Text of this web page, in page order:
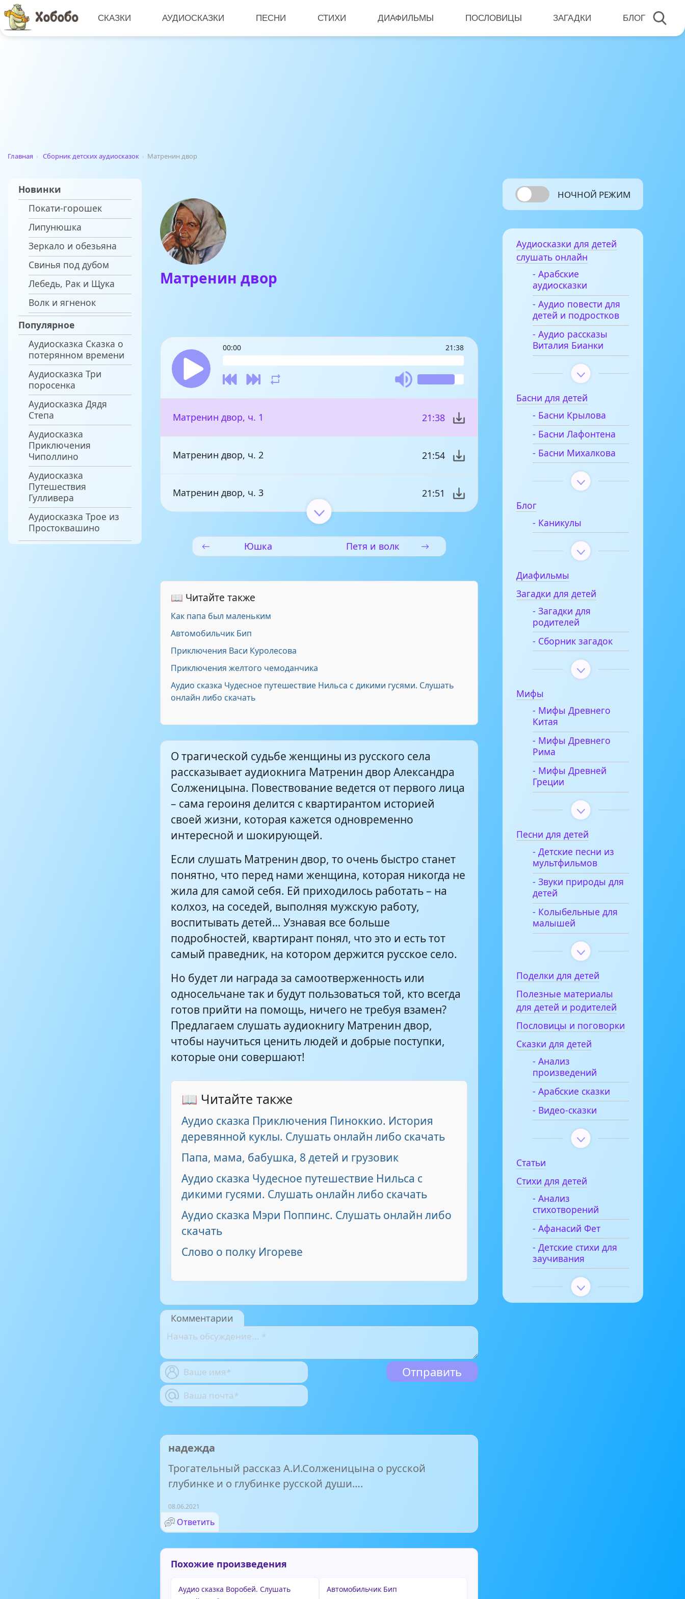
СКАЗКИ АУДИОСКАЗКИ ПЕСНИ СТИХИ ДИАФИЛЬМЫ ПОСЛОВИЦЫ ЗАГАДКИ БЛОГ
Главная › Сборник детских аудиосказок › Матренин двор
Новинки
Покати-горошек
Липунюшка
Зеркало и обезьяна
Свинья под дубом
Лебедь, Рак и Щука
Волк и ягненок
Популярное
Аудиосказка Сказка о
потерянном времени
Аудиосказка Три
поросенка
Аудиосказка Дядя
Степа
Аудиосказка
Приключения
Чиполлино
Аудиосказка
Путешествия
Гулливера
Аудиосказка Трое из
Простоквашино
Матренин двор
00:00 21:38
Матренин двор, ч. 1 21:38
Матренин двор, ч. 2 21:54
Матренин двор, ч. 3 21:51
Юшка Петя и волк
📖 Читайте также
Как папа был маленьким
Автомобильчик Бип
Приключения Васи Куролесова
Приключения желтого чемоданчика
Аудио сказка Чудесное путешествие Нильса с дикими гусями. Слушать
онлайн либо скачать
О трагической судьбе женщины из русского села
рассказывает аудиокнига Матренин двор Александра
Солженицына. Повествование ведется от первого лица
– сама героиня делится с квартирантом историей
своей жизни, которая кажется одновременно
интересной и шокирующей.
Если слушать Матренин двор, то очень быстро станет
понятно, что перед нами женщина, которая никогда не
жила для самой себя. Ей приходилось работать – на
колхоз, на соседей, выполняя мужскую работу,
воспитывать детей… Узнавая все больше
подробностей, квартирант понял, что это и есть тот
самый праведник, на котором держится русское село.
Но будет ли награда за самоотверженность или
односельчане так и будут пользоваться той, кто всегда
готов прийти на помощь, ничего не требуя взамен?
Предлагаем слушать аудиокнигу Матренин двор,
чтобы научиться ценить людей и добрые поступки,
которые они совершают!
📖 Читайте также
Аудио сказка Приключения Пиноккио. История
деревянной куклы. Слушать онлайн либо скачать
Папа, мама, бабушка, 8 детей и грузовик
Аудио сказка Чудесное путешествие Нильса с
дикими гусями. Слушать онлайн либо скачать
Аудио сказка Мэри Поппинс. Слушать онлайн либо
скачать
Слово о полку Игореве
Комментарии
надежда
Трогательный рассказ А.И.Солженицына о русской
глубинке и о глубинке русской души….
08.06.2021
Ответить
Похожие произведения
Аудио сказка Воробей. Слушать
Автомобильчик Бип
НОЧНОЙ РЕЖИМ
Аудиосказки для детей
слушать онлайн
- Арабские
аудиосказки
- Аудио повести для
детей и подростков
- Аудио рассказы
Виталия Бианки
Басни для детей
- Басни Крылова
- Басни Лафонтена
- Басни Михалкова
Блог
- Каникулы
Диафильмы
Загадки для детей
- Загадки для
родителей
- Сборник загадок
Мифы
- Мифы Древнего
Китая
- Мифы Древнего
Рима
- Мифы Древней
Греции
Песни для детей
- Детские песни из
мультфильмов
- Звуки природы для
детей
- Колыбельные для
малышей
Поделки для детей
Полезные материалы
для детей и родителей
Пословицы и поговорки
Сказки для детей
- Анализ
произведений
- Арабские сказки
- Видео-сказки
Статьи
Стихи для детей
- Анализ
стихотворений
- Афанасий Фет
- Детские стихи для
заучивания